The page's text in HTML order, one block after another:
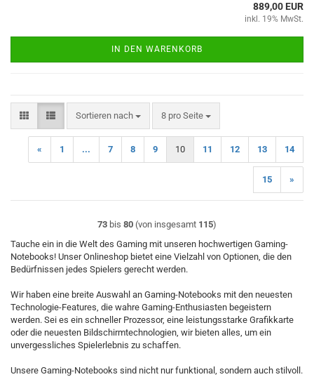
889,00 EUR
inkl. 19% MwSt.
IN DEN WARENKORB
Sortieren nach
Sortieren nach 8 pro Seite
pro Seite
« 1 ... 7 8 9 10 11 12 13 14
15 »
73 bis 80 (von insgesamt 115)
Tauche ein in die Welt des Gaming mit unseren hochwertigen Gaming-
Notebooks! Unser Onlineshop bietet eine Vielzahl von Optionen, die den
Bedürfnissen jedes Spielers gerecht werden.
Wir haben eine breite Auswahl an Gaming-Notebooks mit den neuesten
Technologie-Features, die wahre Gaming-Enthusiasten begeistern
werden. Sei es ein schneller Prozessor, eine leistungsstarke Grafikkarte
oder die neuesten Bildschirmtechnologien, wir bieten alles, um ein
unvergessliches Spielerlebnis zu schaffen.
Unsere Gaming-Notebooks sind nicht nur funktional, sondern auch stilvoll.